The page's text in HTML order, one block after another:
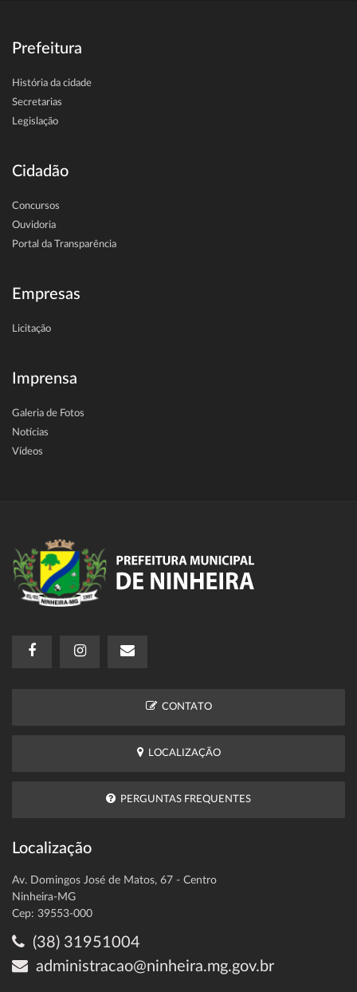
Prefeitura
História da cidade
Secretarias
Legislação
Cidadão
Concursos
Ouvidoria
Portal da Transparência
Empresas
Licitação
Imprensa
Galeria de Fotos
Notícias
Vídeos
CONTATO
LOCALIZAÇÃO
PERGUNTAS FREQUENTES
Localização
Av. Domingos José de Matos, 67 - Centro
Ninheira-MG
Cep: 39553-000
(38) 31951004
administracao@ninheira.mg.gov.br